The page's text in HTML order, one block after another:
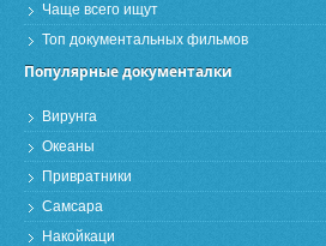
Чаще всего ищут
Топ документальных фильмов
Популярные документалки
Вирунга
Океаны
Привратники
Самсара
Накойкаци